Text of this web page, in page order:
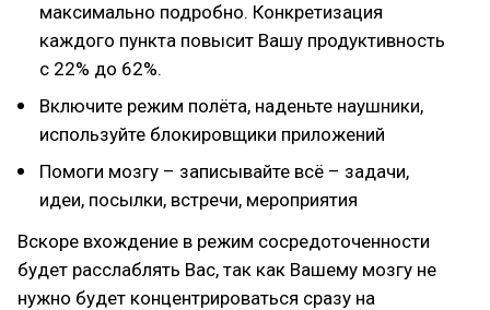
максимально подробно. Конкретизация
каждого пункта повысит Вашу продуктивность
с 22% до 62%.
Включите режим полёта, наденьте наушники,
используйте блокировщики приложений
Помоги мозгу – записывайте всё – задачи,
идеи, посылки, встречи, мероприятия
Вскоре вхождение в режим сосредоточенности
будет расслаблять Вас, так как Вашему мозгу не
нужно будет концентрироваться сразу на